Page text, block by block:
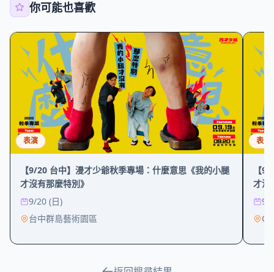
你可能也喜歡
表演
【9/20 台中】漫才少爺秋季專場：什麼意思《我的小腿
才沒有那麼特別》
9/20 (日)
台中群島藝術園區
表演
【
才沒
9/